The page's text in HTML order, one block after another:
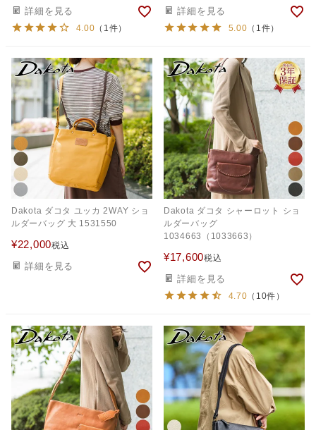
詳細を見る
4.00 （1件）
詳細を見る
5.00 （1件）
Dakota ダコタ ユッカ 2WAY ショ
ルダーバッグ 大 1531550
¥22,000税込
詳細を見る
Dakota ダコタ シャーロット ショ
ルダーバッグ
1034663（1033663）
¥17,600税込
詳細を見る
4.70 （10件）